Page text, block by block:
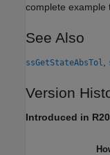
complete example
See Also
ssGetStateAbsTol
Version
Introduced in